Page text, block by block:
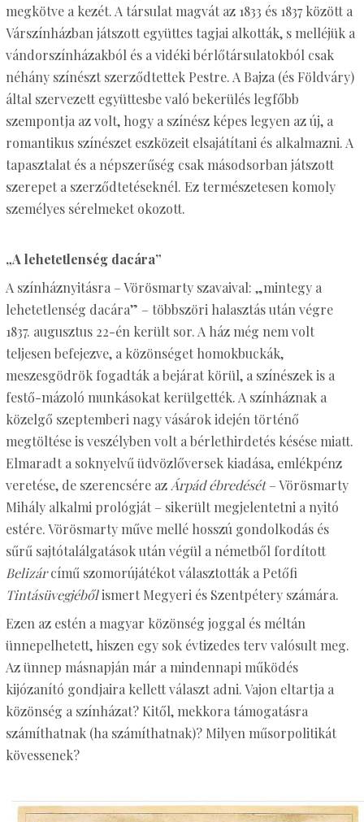
megkötve a kezét. A társulat magvát az 1833 és 1837 között a
Várszínházban játszott együttes tagjai alkották, s melléjük a
vándorszínházakból és a vidéki bérlőtársulatokból csak
néhány színészt szerződtettek Pestre. A Bajza (és Földváry)
által szervezett együttesbe való bekerülés legfőbb
szempontja az volt, hogy a színész képes legyen az új, a
romantikus színészet eszközeit elsajátítani és alkalmazni. A
tapasztalat és a népszerűség csak másodsorban játszott
szerepet a szerződtetéseknél. Ez természetesen komoly
személyes sérelmeket okozott.
„A lehetetlenség dacára”
A színháznyitásra – Vörösmarty szavaival: „mintegy a
lehetetlenség dacára” – többszöri halasztás után végre
1837. augusztus 22-én került sor. A ház még nem volt
teljesen befejezve, a közönséget homokbuckák,
meszesgödrök fogadták a bejárat körül, a színészek is a
festő-mázoló munkásokat kerülgették. A színháznak a
közelgő szeptemberi nagy vásárok idején történő
megtöltése is veszélyben volt a bérlethirdetés késése miatt.
Elmaradt a soknyelvű üdvözlőversek kiadása, emlékpénz
veretése, de szerencsére az Árpád ébredését– Vörösmarty
Mihály alkalmi prológját – sikerült megjelentetni a nyitó
estére. Vörösmarty műve mellé hosszú gondolkodás és
sűrű sajtótalálgatások után végül a németből fordított
Belizárcímű szomorújátékot választották a Petőfi
Tintásüvegjébőlismert Megyeri és Szentpétery számára.
Ezen az estén a magyar közönség joggal és méltán
ünnepelhetett, hiszen egy sok évtizedes terv valósult meg.
Az ünnep másnapján már a mindennapi működés
kijózanító gondjaira kellett választ adni. Vajon eltartja a
közönség a színházat? Kitől, mekkora támogatásra
számíthatnak (ha számíthatnak)? Milyen műsorpolitikát
kövessenek?